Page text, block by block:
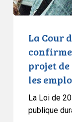
de
loi
concerne
employés
La Cour
projet de
les
La Loi de
publique